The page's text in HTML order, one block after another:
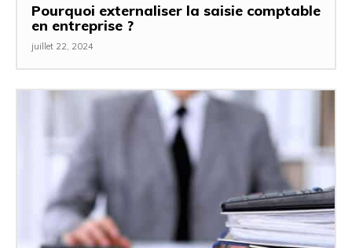
Pourquoi externaliser la saisie comptable
en entreprise ?
juillet 22, 2024